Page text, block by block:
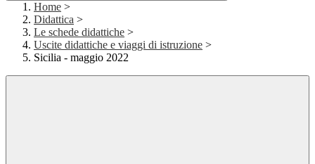
Home >
Didattica >
Le schede didattiche >
Uscite didattiche e viaggi di istruzione >
Sicilia - maggio 2022